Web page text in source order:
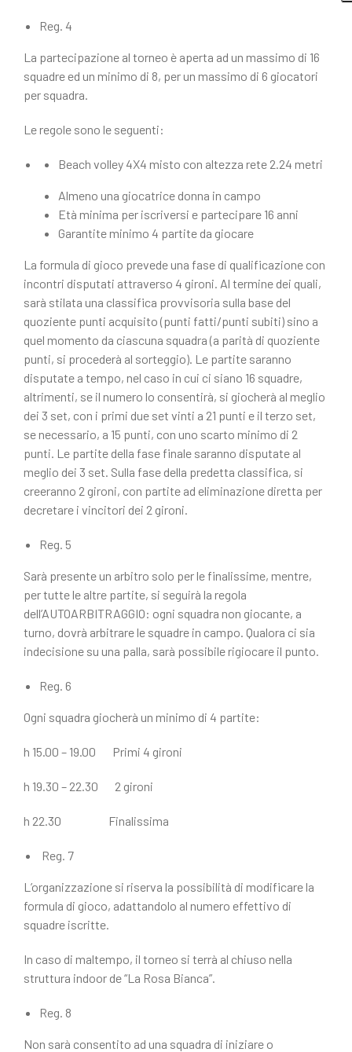
Reg. 4
La partecipazione al torneo è aperta ad un massimo di 16
squadre ed un minimo di 8, per un massimo di 6 giocatori
per squadra.
Le regole sono le seguenti:
Beach volley 4X4 misto con altezza rete 2.24 metri
Almeno una giocatrice donna in campo
Età minima per iscriversi e partecipare 16 anni
Garantite minimo 4 partite da giocare
La formula di gioco prevede una fase di qualificazione con
incontri disputati attraverso 4 gironi. Al termine dei quali,
sarà stilata una classifica provvisoria sulla base del
quoziente punti acquisito (punti fatti/punti subiti) sino a
quel momento da ciascuna squadra (a parità di quoziente
punti, si procederà al sorteggio). Le partite saranno
disputate a tempo, nel caso in cui ci siano 16 squadre,
altrimenti, se il numero lo consentirà, si giocherà al meglio
dei 3 set, con i primi due set vinti a 21 punti e il terzo set,
se necessario, a 15 punti, con uno scarto minimo di 2
punti. Le partite della fase finale saranno disputate al
meglio dei 3 set. Sulla fase della predetta classifica, si
creeranno 2 gironi, con partite ad eliminazione diretta per
decretare i vincitori dei 2 gironi.
Reg. 5
Sarà presente un arbitro solo per le finalissime, mentre,
per tutte le altre partite, si seguirà la regola
dell’AUTOARBITRAGGIO: ogni squadra non giocante, a
turno, dovrà arbitrare le squadre in campo. Qualora ci sia
indecisione su una palla, sarà possibile rigiocare il punto.
Reg. 6
Ogni squadra giocherà un minimo di 4 partite:
h 15.00 – 19.00 Primi 4 gironi
h 19.30 – 22.30 2 gironi
h 22.30 Finalissima
Reg. 7
L’organizzazione si riserva la possibilità di modificare la
formula di gioco, adattandolo al numero effettivo di
squadre iscritte.
In caso di maltempo, il torneo si terrà al chiuso nella
struttura indoor de “La Rosa Bianca”.
Reg. 8
Non sarà consentito ad una squadra di iniziare o